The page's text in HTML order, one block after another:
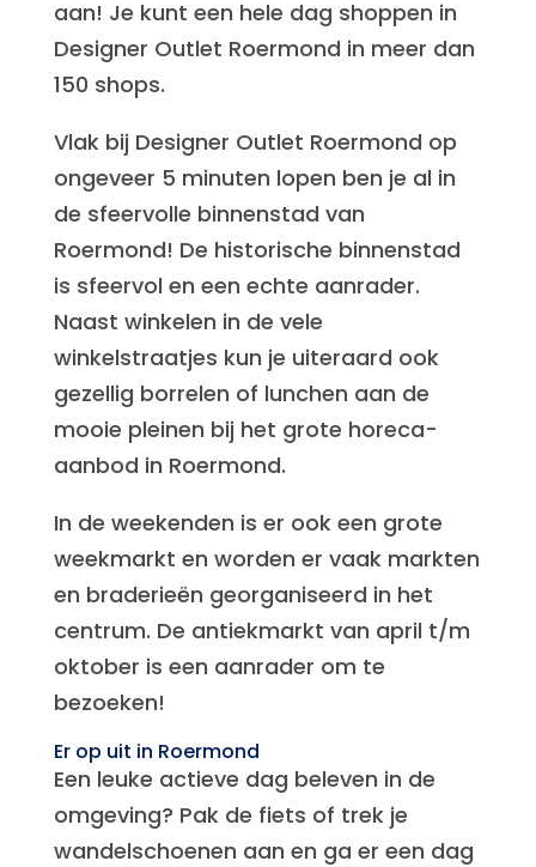
aan! Je kunt een hele dag shoppen in
Designer Outlet Roermond in meer dan
150 shops.
Vlak bij Designer Outlet Roermond op
ongeveer 5 minuten lopen ben je al in
de sfeervolle binnenstad van
Roermond! De historische binnenstad
is sfeervol en een echte aanrader.
Naast winkelen in de vele
winkelstraatjes kun je uiteraard ook
gezellig borrelen of lunchen aan de
mooie pleinen bij het grote horeca-
aanbod in Roermond.
In de weekenden is er ook een grote
weekmarkt en worden er vaak markten
en braderieën georganiseerd in het
centrum. De antiekmarkt van april t/m
oktober is een aanrader om te
bezoeken!
Er op uit in Roermond
Een leuke actieve dag beleven in de
omgeving? Pak de fiets of trek je
wandelschoenen aan en ga er een dag